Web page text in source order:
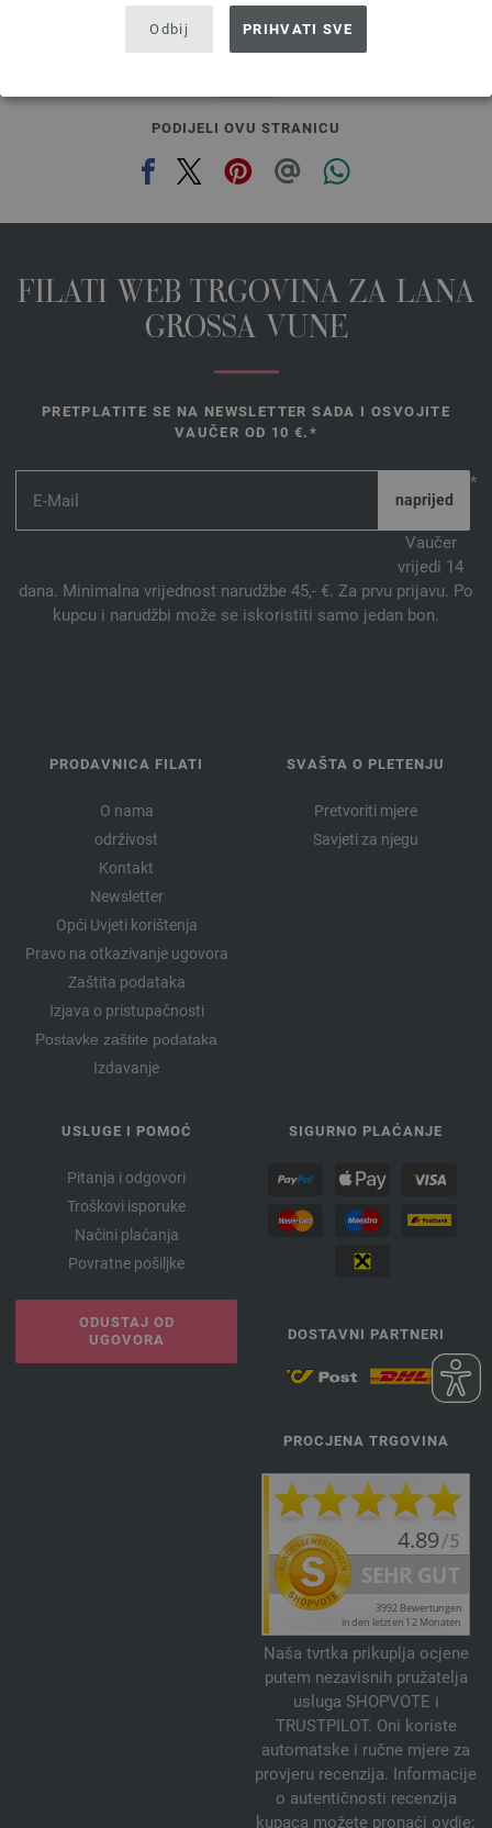
Odbij PRIHVATI SVE
PODIJELI OVU STRANICU
FILATI WEB TRGOVINA ZA LANA
GROSSA VUNE
PRETPLATITE SE NA NEWSLETTER SADA I OSVOJITE
VAUČER OD 10 €.*
*
Vaučer
vrijedi 14
dana. Minimalna vrijednost narudžbe 45,- €. Za prvu prijavu. Po
kupcu i narudžbi može se iskoristiti samo jedan bon.
PRODAVNICA FILATI
O nama
održivost
Kontakt
Newsletter
Opći Uvjeti korištenja
Pravo na otkazivanje ugovora
Zaštita podataka
Izjava o pristupačnosti
Postavke zaštite podataka
Izdavanje
SVAŠTA O PLETENJU
Pretvoriti mjere
Savjeti za njegu
USLUGE I POMOĆ
Pitanja i odgovori
Troškovi isporuke
Načini plaćanja
Povratne pošiljke
ODUSTAJ OD
UGOVORA
SIGURNO PLAĆANJE
DOSTAVNI PARTNERI
PROCJENA TRGOVINA
Naša tvrtka prikuplja ocjene
putem nezavisnih pružatelja
usluga SHOPVOTE i
TRUSTPILOT. Oni koriste
automatske i ručne mjere za
provjeru recenzija. Informacije
o autentičnosti recenzija
kupaca možete pronaći ovdje: